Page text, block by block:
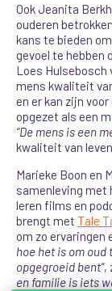
Ook Jeanita
ouderen
kans te bieden
gevoel te hebben
Loes Hulsebosch
mens kwaliteit
en er kan zijn
opgezet als een
“De mens is een
kwaliteit van
Marieke Boon en
samenleving met
leren films en
brengt metTale
om zo ervaringen
hoe het is om oud
opgegroeid bent”,
en familie is iets